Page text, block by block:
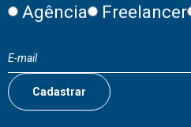
Agência Freelancer